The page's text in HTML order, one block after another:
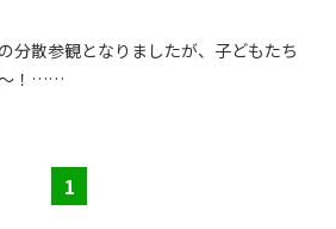
分散参観となりましたが、子どもたち
〜！……
1